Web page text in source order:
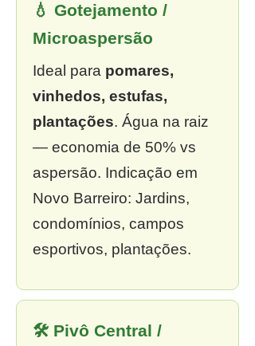
💧 Gotejamento /
Microaspersão
Ideal para pomares,
vinhedos, estufas,
plantações. Água na raiz
— economia de 50% vs
aspersão. Indicação em
Novo Barreiro: Jardins,
condomínios, campos
esportivos, plantações.
🛠 Pivô Central /